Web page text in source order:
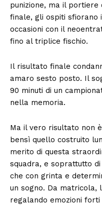
punizione, ma il portiere
finale, gli ospiti sfiorano
occasioni con il
fino al triplice fischio.
Il risultato finale
amaro sesto posto. Il
90 minuti di un
nella memoria.
Ma il vero risultato non
bensì quello costruito
merito di questa
squadra, e soprattutto
che con grinta e
un sogno. Da matricola,
regalando emozioni